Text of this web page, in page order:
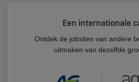
Een internationale
Ontdek de jobsites van andere
uitmaken van dezelfde